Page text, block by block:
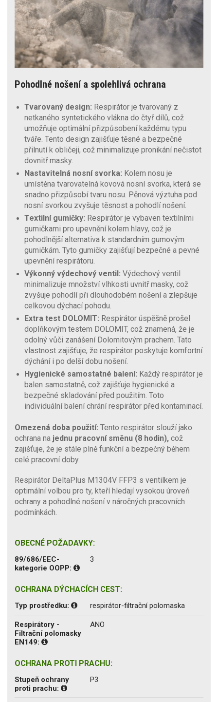
Pohodlné nošení a spolehlivá ochrana
Tvarovaný design: Respirátor je tvarovaný z
netkaného syntetického vlákna do čtyř dílů, což
umožňuje optimální přizpůsobení každému typu
tváře. Tento design zajišťuje těsné a bezpečné
přilnutí k obličeji, což minimalizuje pronikání nečistot
dovnitř masky.
Nastavitelná nosní svorka: Kolem nosu je
umístěna tvarovatelná kovová nosní svorka, která se
snadno přizpůsobí tvaru nosu. Pěnová výztuha pod
nosní svorkou zvyšuje těsnost a pohodlí nošení.
Textilní gumičky: Respirátor je vybaven textilními
gumičkami pro upevnění kolem hlavy, což je
pohodlnější alternativa k standardním gumovým
gumičkám. Tyto gumičky zajišťují bezpečné a pevné
upevnění respirátoru.
Výkonný výdechový ventil: Výdechový ventil
minimalizuje množství vlhkosti uvnitř masky, což
zvyšuje pohodlí při dlouhodobém nošení a zlepšuje
celkovou dýchací pohodu.
Extra test DOLOMIT: Respirátor úspěšně prošel
doplňkovým testem DOLOMIT, což znamená, že je
odolný vůči zanášení Dolomitovým prachem. Tato
vlastnost zajišťuje, že respirátor poskytuje komfortní
dýchání i po delší dobu nošení.
Hygienické samostatné balení: Každý respirátor je
balen samostatně, což zajišťuje hygienické a
bezpečné skladování před použitím. Toto
individuální balení chrání respirátor před kontaminací.
Omezená doba použití: Tento respirátor slouží jako
ochrana na jednu pracovní směnu (8 hodin), což
zajišťuje, že je stále plně funkční a bezpečný během
celé pracovní doby.
Respirátor DeltaPlus M1304V FFP3 s ventilkem je
optimální volbou pro ty, kteří hledají vysokou úroveň
ochrany a pohodlné nošení v náročných pracovních
podmínkách.
OBECNÉ POŽADAVKY:
89/686/EEC-
kategorie OOPP:
3
OCHRANA DÝCHACÍCH CEST:
Typ prostředku: respirátor-filtrační polomaska
Respirátory -
Filtrační polomasky
EN149:
ANO
OCHRANA PROTI PRACHU:
Stupeň ochrany
proti prachu:
P3